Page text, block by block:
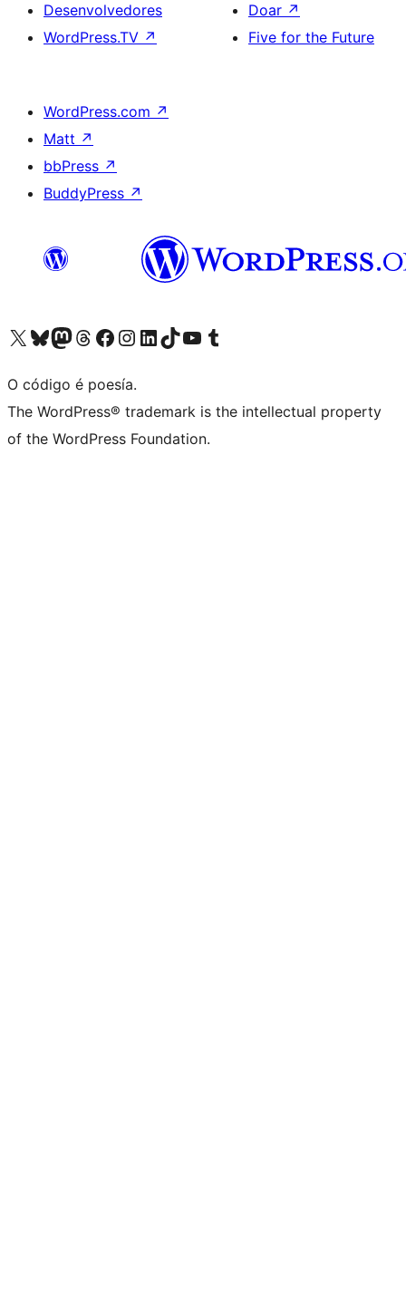
Desenvolvedores
WordPress.TV ↗
Doar ↗
Five for the Future
WordPress.com ↗
Matt ↗
bbPress ↗
BuddyPress ↗
Visita la cuenta de X (anteriormente Twitter)
Visita a nosa conta de Bluesky
Visita a nosa conta de Mastodon
Visita a nosa conta de Threads
Visita a nosa páxina de Facebook
Visita a nosa conta de Instagram
Visita a nosa conta de LinkedIn
Visita a nosa conta de TikTok
Visita a nosa canle de YouTube
Visita a nosa conta de Tumblr
O código é poesía.
The WordPress® trademark is the intellectual property
of the WordPress Foundation.